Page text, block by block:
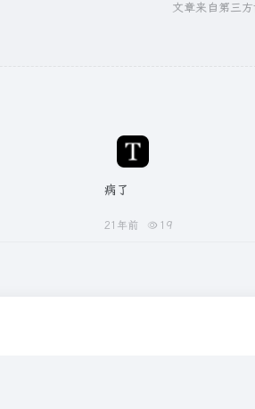
文章来自第三
病了
21年前 19